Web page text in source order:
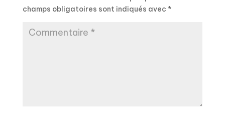
champs obligatoires sont indiqués avec *